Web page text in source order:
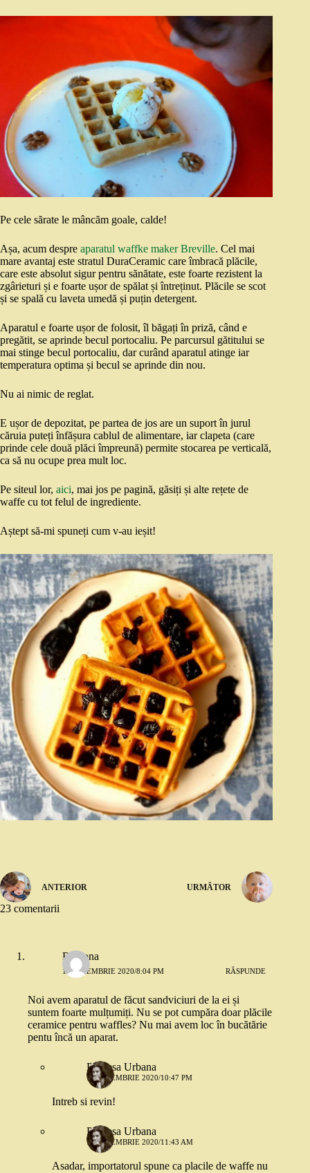
Pe cele sărate le mâncăm goale, calde!
Așa, acum despre aparatul waffke maker Breville. Cel mai
mare avantaj este stratul DuraCeramic care îmbracă plăcile,
care este absolut sigur pentru sănătate, este foarte rezistent la
zgârieturi și e foarte ușor de spălat și întreținut. Plăcile se scot
și se spală cu laveta umedă și puțin detergent.
Aparatul e foarte ușor de folosit, îl băgați în priză, când e
pregătit, se aprinde becul portocaliu. Pe parcursul gătitului se
mai stinge becul portocaliu, dar curând aparatul atinge iar
temperatura optima și becul se aprinde din nou.
Nu ai nimic de reglat.
E ușor de depozitat, pe partea de jos are un suport în jurul
căruia puteți înfășura cablul de alimentare, iar clapeta (care
prinde cele două plăci împreună) permite stocarea pe verticală,
ca să nu ocupe prea mult loc.
Pe siteul lor, aici, mai jos pe pagină, găsiți și alte rețete de
waffe cu tot felul de ingrediente.
Aștept să-mi spuneți cum v-au ieșit!
ANTERIOR URMĂTOR
23 comentarii
Ramona
14 NOIEMBRIE 2020/8:04 PM RĂSPUNDE
Noi avem aparatul de făcut sandviciuri de la ei și
suntem foarte mulțumiți. Nu se pot cumpăra doar plăcile
ceramice pentru waffles? Nu mai avem loc în bucătărie
pentu încă un aparat.
Printesa Urbana
14 NOIEMBRIE 2020/10:47 PM
Intreb si revin!
Printesa Urbana
16 NOIEMBRIE 2020/11:43 AM
Asadar, importatorul spune ca placile de waffe nu